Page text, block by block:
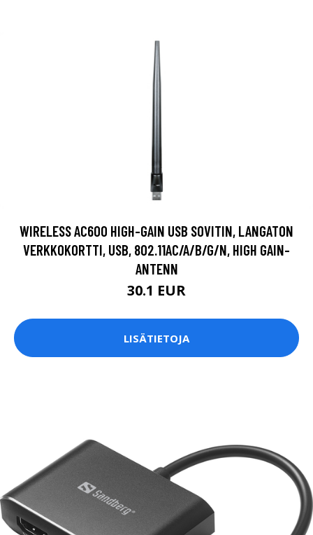
WIRELESS AC600 HIGH-GAIN USB SOVITIN, LANGATON
VERKKOKORTTI, USB, 802.11AC/A/B/G/N, HIGH GAIN-
ANTENN
30.1 EUR
LISÄTIETOJA